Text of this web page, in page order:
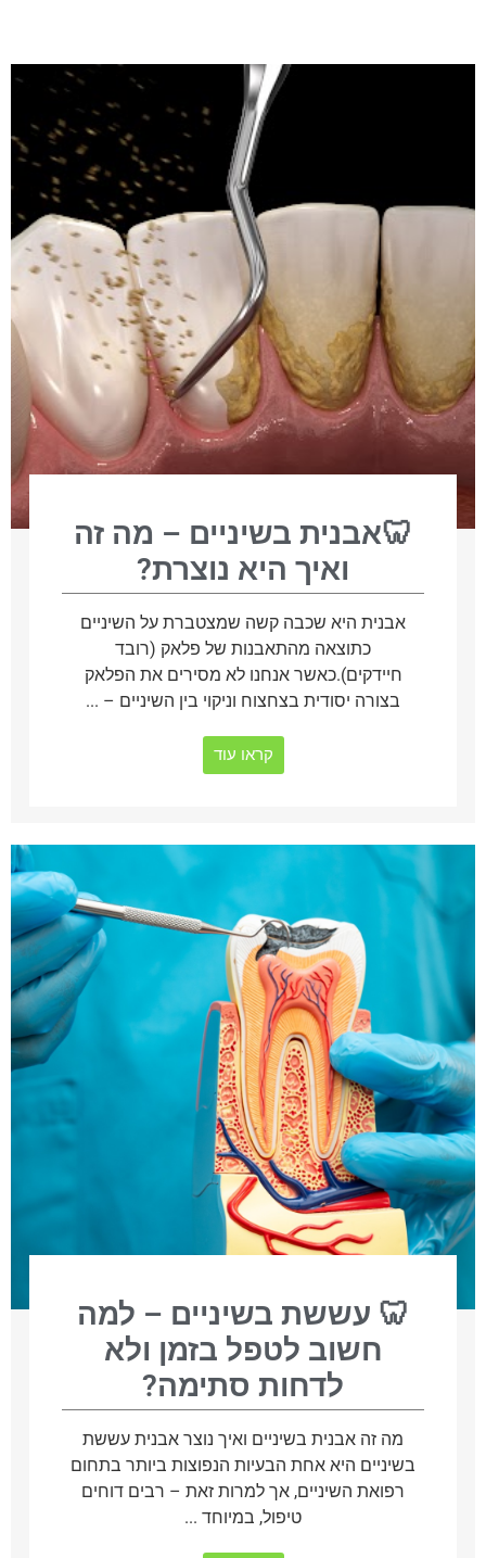
🦷אבנית בשיניים – מה זה
ואיך היא נוצרת?
אבנית היא שכבה קשה שמצטברת על השיניים
כתוצאה מהתאבנות של פלאק (רובד
חיידקים).כאשר אנחנו לא מסירים את הפלאק
בצורה יסודית בצחצוח וניקוי בין השיניים – ...
קראו עוד
🦷 עששת בשיניים – למה
חשוב לטפל בזמן ולא
לדחות סתימה?
מה זה אבנית בשיניים ואיך נוצר אבנית עששת
בשיניים היא אחת הבעיות הנפוצות ביותר בתחום
רפואת השיניים, אך למרות זאת – רבים דוחים
טיפול, במיוחד ...